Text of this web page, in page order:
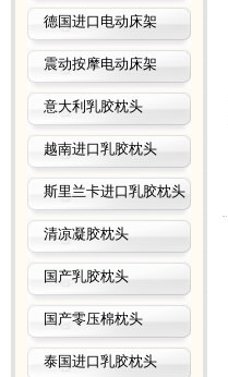
德国进口电动床架
震动按摩电动床架
意大利乳胶枕头
越南进口乳胶枕头
斯里兰卡进口乳胶枕头
清凉凝胶枕头
国产乳胶枕头
国产零压棉枕头
泰国进口乳胶枕头